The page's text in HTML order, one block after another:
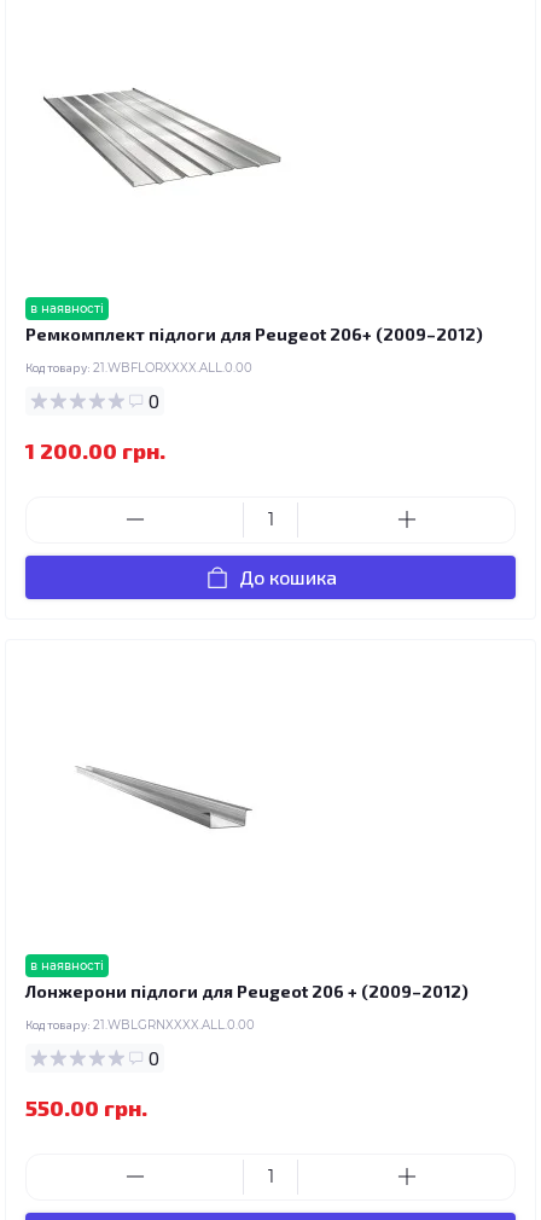
в наявності
Ремкомплект підлоги для Peugeot 206+ (2009–2012)
Код товару: 21.WBFLORXXXX.ALL.0.00
0
1 200.00 грн.
До кошика
в наявності
Лонжерони підлоги для Peugeot 206 + (2009–2012)
Код товару: 21.WBLGRNXXXX.ALL.0.00
0
550.00 грн.